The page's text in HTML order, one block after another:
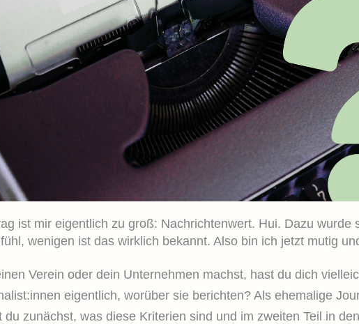
ist mir eigentlich zu groß: Nachrichtenwert. Hui. Dazu wurde
wenigen ist das wirklich bekannt. Also bin ich jetzt mutig
Verein oder dein Unternehmen machst, hast du dich
eigentlich, worüber sie berichten? Als ehemalige
zunächst, was diese Kriterien sind und im zweiten Teil in